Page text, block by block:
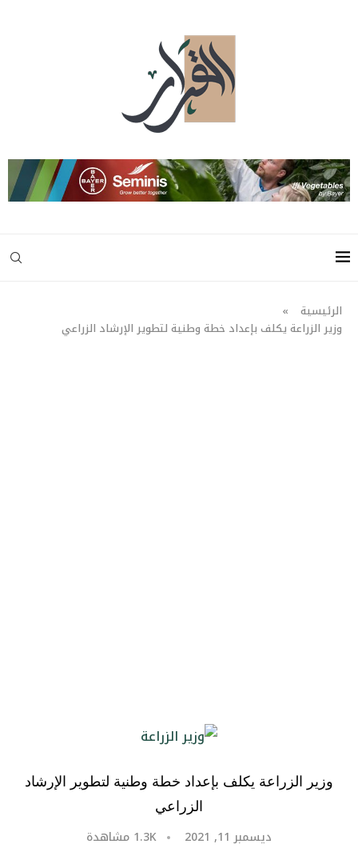
الرئيسية
»
وزير الزراعة يكلف بإعداد خطة وطنية لتطوير الإرشاد الزراعي
وزير الزراعة يكلف بإعداد خطة وطنية لتطوير الإرشاد
الزراعي
ديسمبر 11, 2021 1.3K مشاهدة